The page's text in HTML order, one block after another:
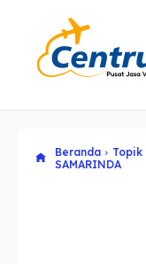
Explore
Explore
Beranda Topik
SAMARINDA